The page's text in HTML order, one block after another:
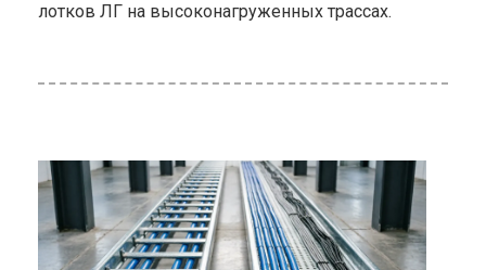
лотков ЛГ на высоконагруженных трассах.